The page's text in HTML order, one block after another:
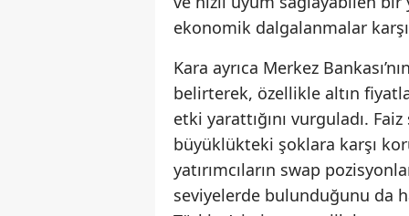
ekonomik dalgalanmalar
Kara ayrıca Merkez
belirterek, özellikle altın
etki yarattığını vurguladı.
büyüklükteki şoklara karşı
yatırımcıların swap
seviyelerde bulunduğunu da